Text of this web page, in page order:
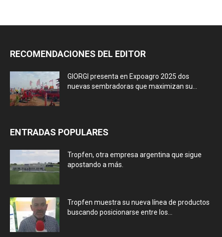
RECOMENDACIONES DEL EDITOR
GIORGI presenta en Expoagro 2025 dos
nuevas sembradoras que maximizan su...
ENTRADAS POPULARES
Tropfen, otra empresa argentina que sigue
apostando a más.
Tropfen muestra su nueva línea de productos
buscando posicionarse entre los...